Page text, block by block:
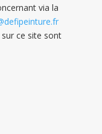
via la
ce site sont